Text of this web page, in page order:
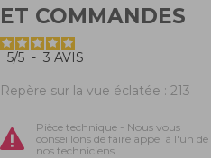
ET COMMANDES
5/5 - 3AVIS
Repère sur la vue éclatée : 213
Pièce technique - Nous vous
conseillons de faire appel à l'un de
nos techniciens